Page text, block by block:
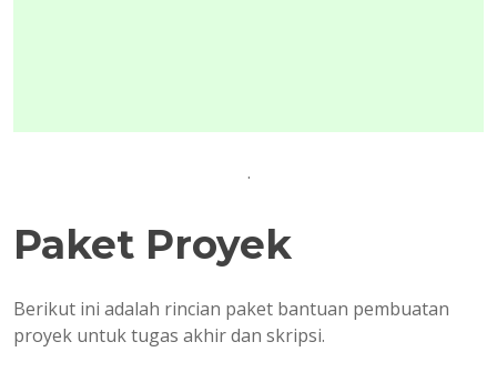
.
Paket Proyek
Berikut ini adalah rincian paket bantuan pembuatan
proyek untuk tugas akhir dan skripsi.